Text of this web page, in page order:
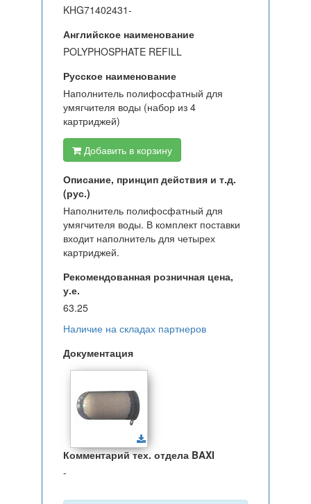
KHG71402431-
Английское наименование
POLYPHOSPHATE REFILL
Русское наименование
Наполнитель полифосфатный для
умягчителя воды (набор из 4
картриджей)
Добавить в корзину
Описание, принцип действия и т.д.
(рус.)
Наполнитель полифосфатный для
умягчителя воды. В комплект поставки
входит наполнитель для четырех
картриджей.
Рекомендованная розничная цена,
у.е.
63.25
Наличие на складах партнеров
Документация
Комментарий тех. отдела BAXI
-